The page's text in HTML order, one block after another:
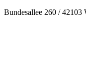
Bundesallee 260 / 42103